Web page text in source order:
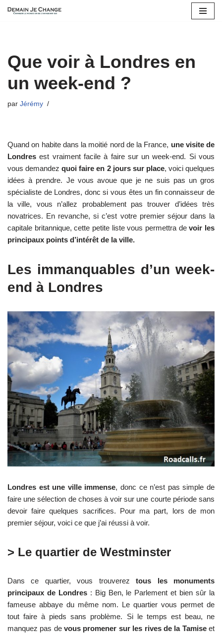
Que voir à Londres en
un week-end ?
par Jérémy
Quand on habite dans la moitié nord de la France, une visite de
Londres est vraiment facile à faire sur un week-end. Si vous
vous demandezquoi faire en 2 jours sur place, voici quelques
idées à prendre. Je vous avoue que je ne suis pas un gros
spécialiste de Londres, donc si vous êtes un fin connaisseur de
la ville, vous n’allez probablement pas trouver d’idées très
novatrices. En revanche, si c’est votre premier séjour dans la
capitale britannique, cette petite liste vous permettra devoir les
principaux points d’intérêt de la ville.
Les immanquables d’un week-
end à Londres
Londres est une ville immense, donc ce n’est pas simple de
faire une sélection de choses à voir sur une courte période sans
devoir faire quelques sacrifices. Pour ma part, lors de mon
premier séjour, voici ce que j’ai réussi à voir.
> Le quartier de Westminster
Dans ce quartier, vous trouvereztous les monuments
principaux de Londres: Big Ben, le Parlement et bien sûr la
fameuse abbaye du même nom. Le quartier vous permet de
tout faire à pieds sans problème. Si le temps est beau, ne
manquez pas devous promener sur les rives de la Tamiseet